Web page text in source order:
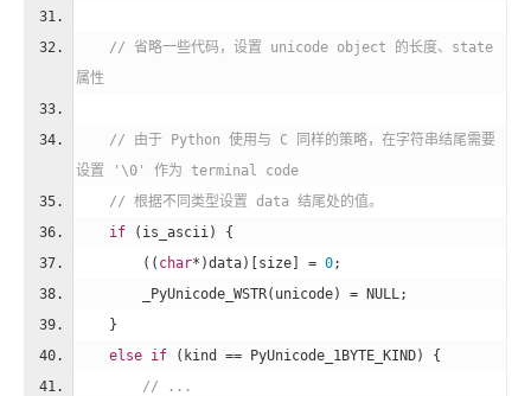
// 省略一些代码，设置 unicode object 的长度、state
属性
// 由于 Python 使用与 C 同样的策略，在字符串结尾需要
设置 '\0' 作为 terminal code
// 根据不同类型设置 data 结尾处的值。
if (is_ascii) {
        ((
char*)data)[size] = 0;
        _PyUnicode_WSTR(unicode) =
NULL;
    }
else if (kind == PyUnicode_1BYTE_KIND) {
// ...